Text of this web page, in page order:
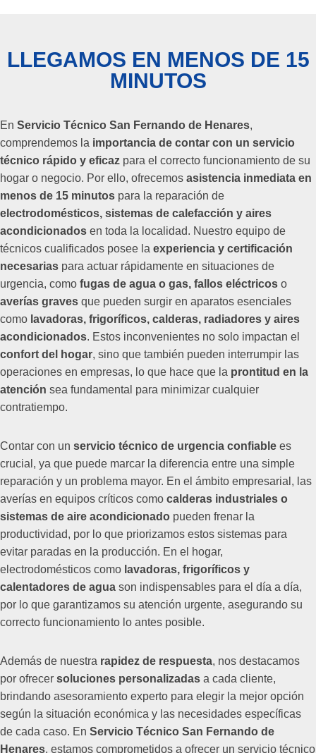
LLEGAMOS EN MENOS DE 15
MINUTOS
En Servicio Técnico San Fernando de Henares,
comprendemos la importancia de contar con un servicio
técnico rápido y eficaz para el correcto funcionamiento de su
hogar o negocio. Por ello, ofrecemos asistencia inmediata en
menos de 15 minutos para la reparación de
electrodomésticos, sistemas de calefacción y aires
acondicionados en toda la localidad. Nuestro equipo de
técnicos cualificados posee la experiencia y certificación
necesarias para actuar rápidamente en situaciones de
urgencia, como fugas de agua o gas, fallos eléctricos o
averías graves que pueden surgir en aparatos esenciales
como lavadoras, frigoríficos, calderas, radiadores y aires
acondicionados. Estos inconvenientes no solo impactan el
confort del hogar, sino que también pueden interrumpir las
operaciones en empresas, lo que hace que la prontitud en la
atención sea fundamental para minimizar cualquier
contratiempo.
Contar con un servicio técnico de urgencia confiable es
crucial, ya que puede marcar la diferencia entre una simple
reparación y un problema mayor. En el ámbito empresarial, las
averías en equipos críticos como calderas industriales o
sistemas de aire acondicionado pueden frenar la
productividad, por lo que priorizamos estos sistemas para
evitar paradas en la producción. En el hogar,
electrodomésticos como lavadoras, frigoríficos y
calentadores de agua son indispensables para el día a día,
por lo que garantizamos su atención urgente, asegurando su
correcto funcionamiento lo antes posible.
Además de nuestra rapidez de respuesta, nos destacamos
por ofrecer soluciones personalizadas a cada cliente,
brindando asesoramiento experto para elegir la mejor opción
según la situación económica y las necesidades específicas
de cada caso. En Servicio Técnico San Fernando de
Henares, estamos comprometidos a ofrecer un servicio técnico